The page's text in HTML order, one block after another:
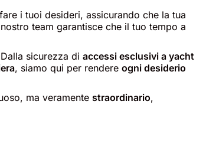
i tuoi desideri, assicurando che la tua
team garantisce che il tuo tempo a
sicurezza di accessi esclusivi a yacht
, siamo qui per rendere ogni desiderio
ma veramente straordinario,